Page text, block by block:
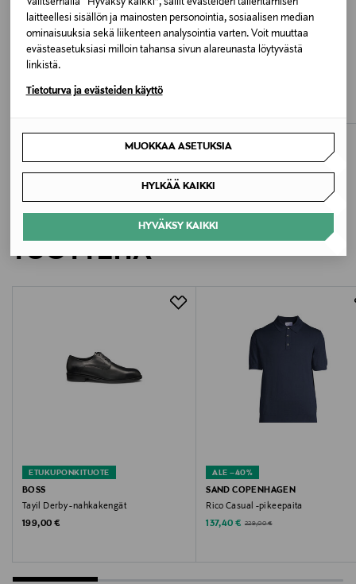
laitteellesi sisällön ja mainosten personointia, sosiaalisen median
ominaisuuksia sekä liikenteen analysointia varten. Voit muuttaa
evästeasetuksiasi milloin tahansa sivun alareunasta löytyvästä
linkistä.
Tietoturva ja evästeiden käyttö
MUOKKAA ASETUKSIA
HYLKÄÄ KAIKKI
HYVÄKSY KAIKKI
Valmistusmaa
Peru
Valmistajan tuotenumero
131024030
Valmistaja
Livly AB
Valmistajan osoite
Livly AB, Klangfärgsgatan 16, 426 52 Västra Frölunda,
LIVLY, shortsibody, haalari vauva, shortsiasu vauvat,
ETUKUPONKITUOTE
Pearls-haalari
LISÄÄ KIINNOSTAVIA
TUOTTEITA
ETUKUPONKITUOTE
BOSS
Tayil Derby -nahkakengät
Original Price
199,00 €
ALE –40%
SAND COPENHAGEN
Rico Casual -pikeepaita
Discounted Price
137,40 € Original Price
229,00 €